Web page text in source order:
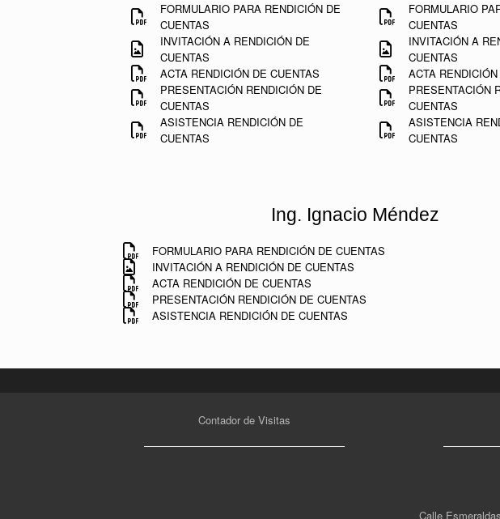
FORMULARIO PARA RENDICIÓN DE
CUENTAS
INVITACIÓN A RENDICIÓN DE
CUENTAS
ACTA RENDICIÓN DE CUENTAS
PRESENTACIÓN RENDICIÓN DE
CUENTAS
ASISTENCIA RENDICIÓN DE
CUENTAS
FORMULARIO
CUENTAS
INVITACIÓN A
CUENTAS
ACTA
PRESENTACIÓN
CUENTAS
ASISTENCIA
CUENTAS
Ing. Ignacio Méndez
FORMULARIO PARA RENDICIÓN DE CUENTAS
INVITACIÓN A RENDICIÓN DE CUENTAS
ACTA RENDICIÓN DE CUENTAS
PRESENTACIÓN RENDICIÓN DE CUENTAS
ASISTENCIA RENDICIÓN DE CUENTAS
Contador de Visitas
Calle